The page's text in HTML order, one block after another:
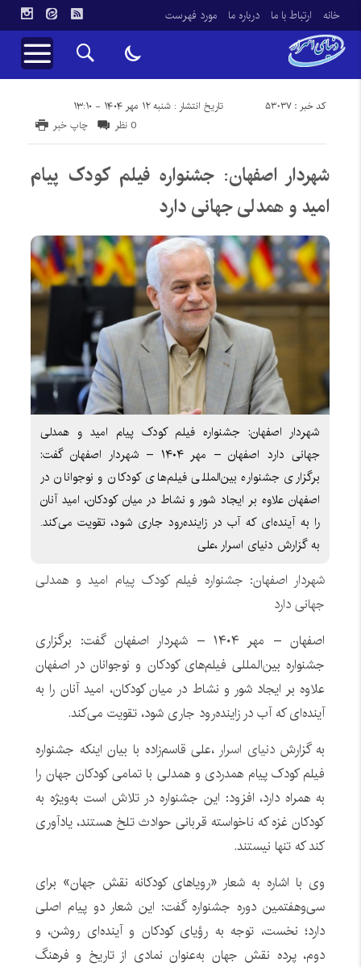
خانه ارتباط با ما درباره ما مورد فهرست
تاریخ انتشار : شنبه ۱۲ مهر ۱۴۰۴ - ۱۳:۱۰ کد خبر : 53037
چاپ خبر 0 نظر
شهردار اصفهان: جشنواره فیلم کودک پیام
امید و همدلی جهانی دارد
شهردار اصفهان: جشنواره فیلم کودک پیام امید و همدلی
جهانی دارد اصفهان – مهر ۱۴۰۴ – شهردار اصفهان گفت:
برگزاری جشنواره بین‌المللی فیلم‌های کودکان و نوجوانان در
اصفهان علاوه بر ایجاد شور و نشاط در میان کودکان، امید آنان
را به آینده‌ای که آب در زاینده‌رود جاری شود، تقویت می‌کند.
به گزارش دنیای اسرار ،علی
شهردار اصفهان: جشنواره فیلم کودک پیام امید و همدلی
جهانی دارد
اصفهان – مهر ۱۴۰۴ – شهردار اصفهان گفت: برگزاری
جشنواره بین‌المللی فیلم‌های کودکان و نوجوانان در اصفهان
علاوه بر ایجاد شور و نشاط در میان کودکان، امید آنان را به
آینده‌ای که آب در زاینده‌رود جاری شود، تقویت می‌کند.
به گزارش دنیای اسرار ،علی قاسم‌زاده با بیان اینکه جشنواره
فیلم کودک پیام همدردی و همدلی با تمامی کودکان جهان را
به همراه دارد، افزود: این جشنواره در تلاش است به‌ویژه به
کودکان غزه که ناخواسته قربانی حوادث تلخ هستند، یادآوری
کند که تنها نیستند.
وی با اشاره به شعار «رویاهای کودکانه نقش جهان» برای
سی‌وهفتمین دوره جشنواره گفت: این شعار دو پیام اصلی
دارد؛ نخست، توجه به رؤیای کودکان و آینده‌ای روشن، و
دوم، پرده نقش جهان به‌عنوان نمادی از تاریخ و فرهنگ